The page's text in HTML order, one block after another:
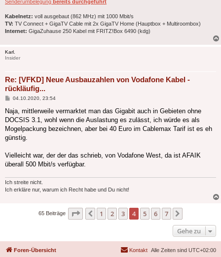
Senderumbelegung bereits durchgeführt
Kabelnetz: voll ausgebaut (862 MHz) mit 1000 Mbit/s
TV: TV Connect + GigaTV Cable mit 2x GigaTV Home (Hauptbox + Multiroombox)
Internet: GigaZuhause 250 Kabel mit FRITZ!Box 6490 (kdg)
Karl.
Insider
Re: [VFKD] Neue Ausbauzahlen von Vodafone Kabel -
rückläufig...
Beitrag
04.10.2020, 23:54
Naja, mittlerweile vermarktet man das Gigabit auch in Gebieten ohne
DOCSIS 3.1, wohl wenn die Auslastung es zulässt, ich würde es als
Mogelpackung bezeichnen, aber bei 40 Euro im Cablemax Tarif ist es eh
günstig.
Vielleicht war, der der das schrieb, von Vodafone West, da ist AFAIK
überall 500 Mbit/s verfügbar.
Ich streite nicht.
Ich erkläre nur, warum ich Recht habe und Du nicht!
65 Beiträge Seite von
Vorherige
1 2 3 4 5 6 7
Gehe zu
Foren-Übersicht Alle Zeiten sind UTC+02:00
Kontakt